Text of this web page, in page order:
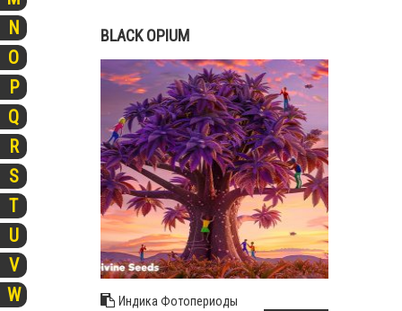
N
O
P
Q
R
S
T
U
V
W
BLACK OPIUM
ИндикаФотопериоды